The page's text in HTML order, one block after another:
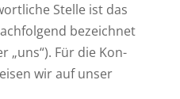
Stelle ist das
bezeichnet
„uns“). Für die Kon­
wir auf unser